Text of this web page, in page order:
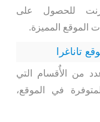
للحصول على
المميزة.
تاناغرا
من الأٌقسام التي
في الموقع،